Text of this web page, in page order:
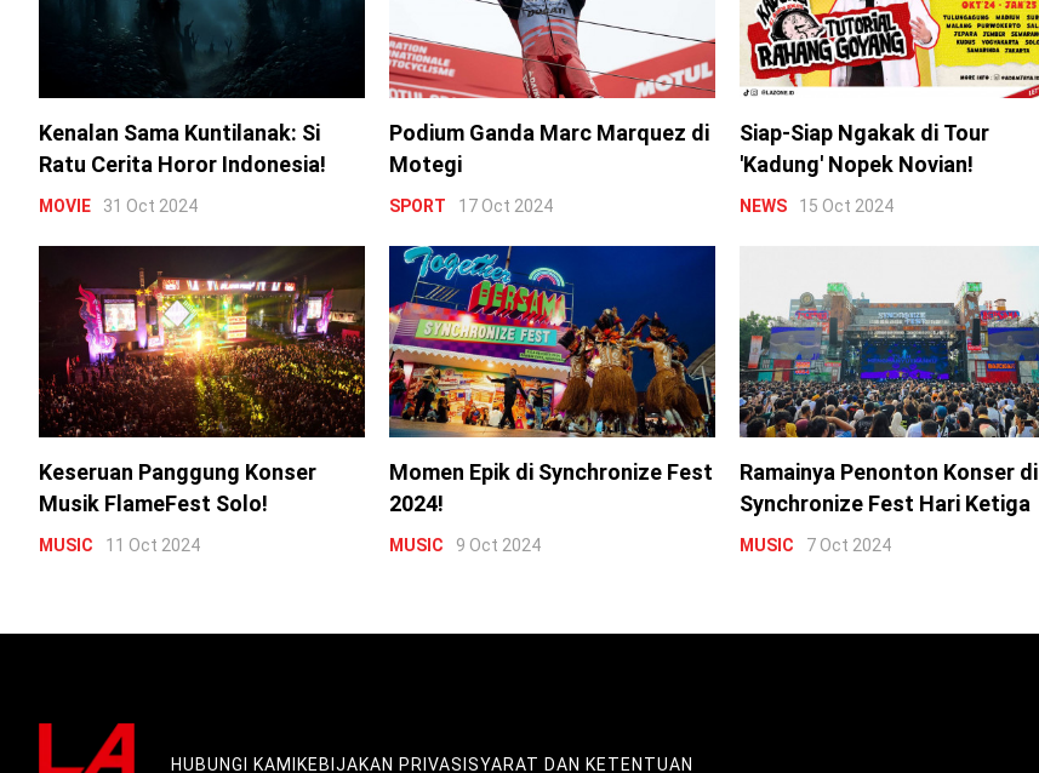
Kenalan Sama Kuntilanak: Si
Ratu Cerita Horor Indonesia!
MOVIE 31 Oct 2024
Podium Ganda Marc Marquez di
Motegi
SPORT 17 Oct 2024
Siap-Siap Ngakak di Tour
'Kadung' Nopek Novian!
NEWS 15 Oct 2024
Keseruan Panggung Konser
Musik FlameFest Solo!
MUSIC 11 Oct 2024
Momen Epik di Synchronize Fest
2024!
MUSIC 9 Oct 2024
Ramainya Penonton Konser di
Synchronize Fest Hari Ketiga
MUSIC 7 Oct 2024
HUBUNGI KAMI KEBIJAKAN PRIVASI SYARAT DAN KETENTUAN